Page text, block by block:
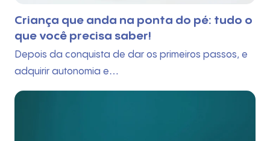
Criança que anda na ponta do pé: tudo o
que você precisa saber!
Depois da conquista de dar os primeiros passos, e
adquirir autonomia e…